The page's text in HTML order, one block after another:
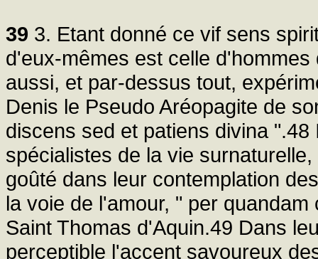
39 3. Etant donné ce vif sens
d'eux-mêmes est celle
aussi, et par-dessus tout,
Denis le Pseudo Aréopagite de
discens sed et patiens divina
spécialistes de la vie
goûté dans leur contemplation
la voie de l'amour, " per
Saint Thomas d'Aquin.49 Dans
perceptible l'accent savoureux